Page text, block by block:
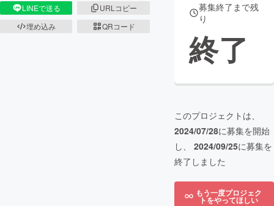
LINEで送る
URLコピー
埋め込み
QRコード
募集終了まで残
り
終了
このプロジェクトは、
2024/07/28に募集を開始
し、 2024/09/25に募集を
終了しました
もう一度プロジェク
トをやってほしい